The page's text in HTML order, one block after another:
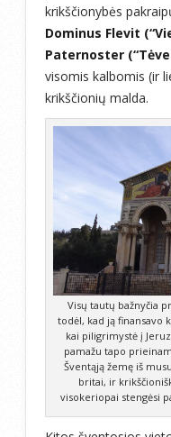
krikščionybės
Dominus Flevit
Paternoster
visomis kalbomis (ir
krikščionių malda.
Visų tautų bažnyčia
todėl, kad ją finansavo
kai piligrimystė į
pamažu tapo
Šventąją žemę iš
britai, ir
visokeriopai stengėsi